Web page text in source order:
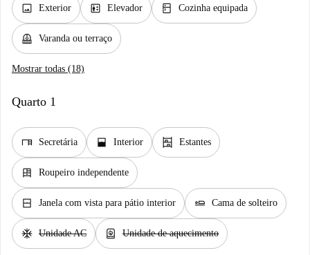
image Exterior elevator Elevador kitchen Cozinha equipada
balcony Varanda ou terraço
Mostrar todas (18)
Quarto 1
desk Secretária window_open Interior shelves Estantes
dresser Roupeiro independente
window_closed Janela com vista para pátio interior airline_seat_flat Cama de solteiro
ac_unit Unidade AC water_heater Unidade de aquecimento